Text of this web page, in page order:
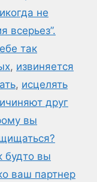
не
всерьез”.
так
, извиняется
, исцелять
друг
вы
будто вы
ваш партнер